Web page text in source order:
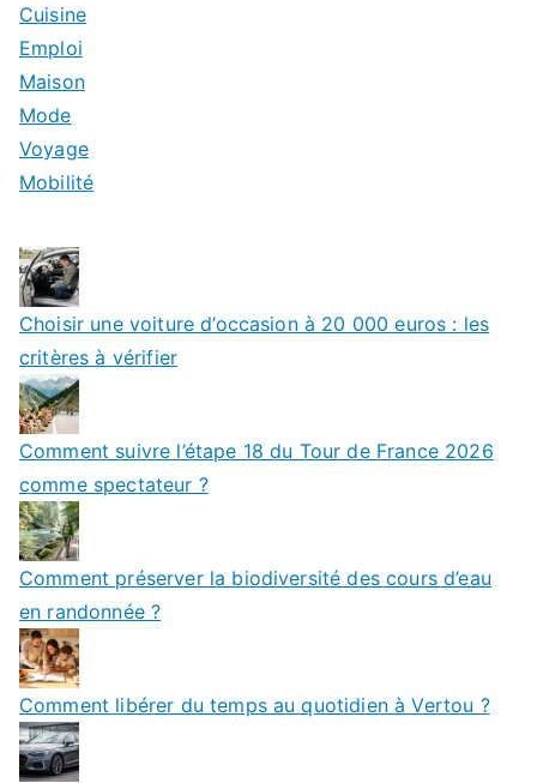
Cuisine
Emploi
Maison
Mode
Voyage
Mobilité
Choisir une voiture d’occasion à 20 000 euros : les
critères à vérifier
Comment suivre l’étape 18 du Tour de France 2026
comme spectateur ?
Comment préserver la biodiversité des cours d’eau
en randonnée ?
Comment libérer du temps au quotidien à Vertou ?